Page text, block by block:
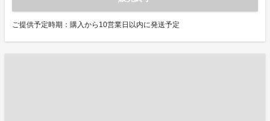
ご提供予定時期：購入から10営業日以内に発送予定